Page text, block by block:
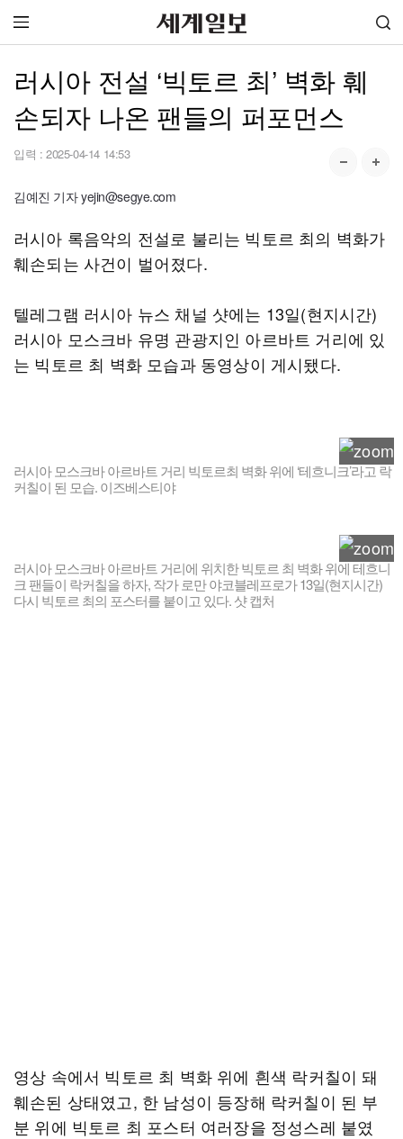
러시아 전설 ‘빅토르 최’ 벽화 훼
손되자 나온 팬들의 퍼포먼스
입력 : 2025-04-14 14:53
김예진 기자 yejin@segye.com
러시아 록음악의 전설로 불리는 빅토르 최의 벽화가
훼손되는 사건이 벌어졌다.
텔레그램 러시아 뉴스 채널 샷에는 13일(현지시간)
러시아 모스크바 유명 관광지인 아르바트 거리에 있
는 빅토르 최 벽화 모습과 동영상이 게시됐다.
러시아 모스크바 아르바트 거리 빅토르최 벽화 위에 ‘테흐니크’라고 락
커칠이 된 모습. 이즈베스티야
러시아 모스크바 아르바트 거리에 위치한 빅토르 최 벽화 위에 테흐니
크 팬들이 락커칠을 하자, 작가 로만 야코블레프로가 13일(현지시간)
다시 빅토르 최의 포스터를 붙이고 있다. 샷 캡처
영상 속에서 빅토르 최 벽화 위에 흰색 락커칠이 돼
훼손된 상태였고, 한 남성이 등장해 락커칠이 된 부
분 위에 빅토르 최 포스터 여러장을 정성스레 붙였